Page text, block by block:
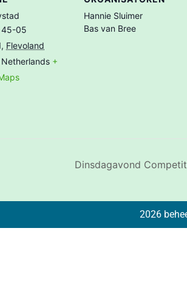
45-05
, Flevoland
Netherlands +
Hannie Sluimer
Bas van Bree
Dinsdagavond
2026